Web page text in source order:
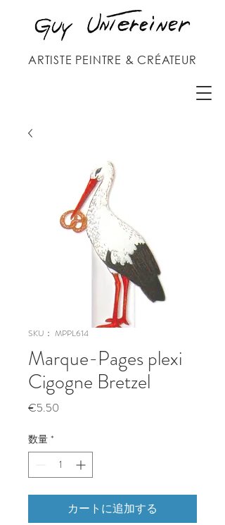
ARTISTE PEINTRE & CRÉATEUR
SKU： MPPL614
Marque-Pages plexi
Cigogne Bretzel
€5.50
数量 *
カートに追加する